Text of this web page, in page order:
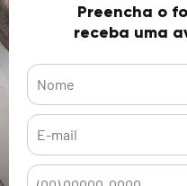
Preencha o
receba uma